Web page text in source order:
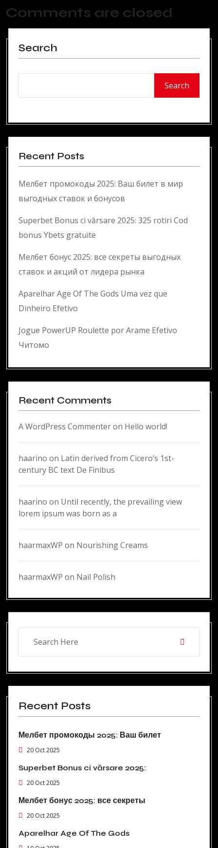
Comments are closed
Search
Search
Recent Posts
Мелбет промокоды 2025: Ваш билет в мир
выгодных ставок и бонусов
Superbet Bonus ci vărsare 2025: 325 rotiri Cod
bonus Ybets gratuite
Мелбет бонус 2025: все секреты выгодных
ставок и акций от лидера рынка
Aparelhar Age Of The Gods Uma vez que
Dinheiro Efetivo
Jogue PowerUP Roulette por Arame Efetivo
Читомо
Recent Comments
A WordPress Commenteron Hello world!
haarino on Latin derived from Cicero’s 1st-
century BC text De Finibus
haarino on Until recently, the prevailing view
lorem ipsum was born as a
haarmaxWP on Nourishing Creams
haarmaxWP on Nail Polish
Recent Posts
Мелбет промокоды 2025: Ваш билет
20 Oct 2025
Superbet Bonus ci vărsare 2025:
20 Oct 2025
Мелбет бонус 2025: все секреты
20 Oct 2025
Aparelhar Age Of The Gods